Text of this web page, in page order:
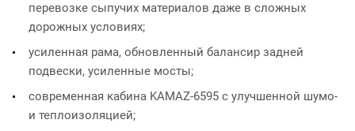
перевозке сыпучих материалов даже в сложных
дорожных условиях;
усиленная рама, обновленный балансир задней
подвески, усиленные мосты;
современная кабина KAMAZ-6595 с улучшенной шумо-
и теплоизоляцией;